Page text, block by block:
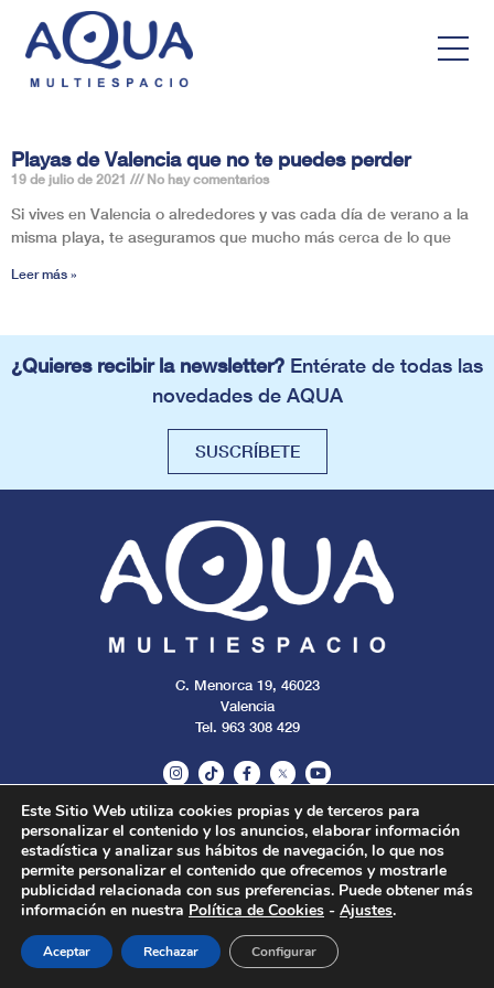
Playas de Valencia que no te puedes perder
19 de julio de 2021 No hay comentarios
Si vives en Valencia o alrededores y vas cada día de verano a la
misma playa, te aseguramos que mucho más cerca de lo que
Leer más »
¿Quieres recibir la newsletter? Entérate de todas las
novedades de AQUA
SUSCRÍBETE
C. Menorca 19, 46023
Valencia
Tel. 963 308 429
Todos los derechos reservados. 2024.
Aviso legal Cookies Privacidad
Este Sitio Web utiliza cookies propias y de terceros para
personalizar el contenido y los anuncios, elaborar información
estadística y analizar sus hábitos de navegación, lo que nos
permite personalizar el contenido que ofrecemos y mostrarle
publicidad relacionada con sus preferencias. Puede obtener más
información en nuestra Política de Cookies - Ajustes.
Aceptar Rechazar Configurar